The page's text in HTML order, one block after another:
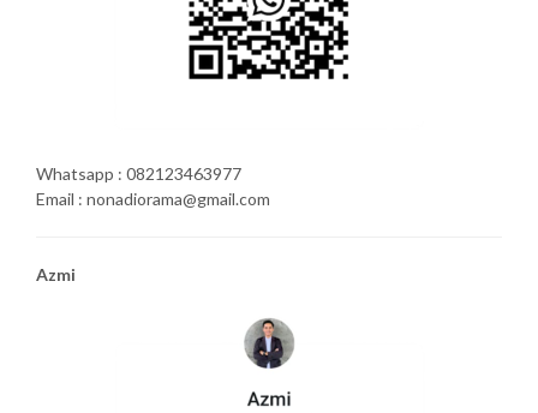
Whatsapp : 082123463977
Email : nonadiorama@gmail.com
Azmi